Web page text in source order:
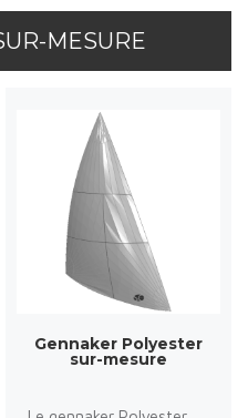
MESURE
Gennaker Polyester
sur-mesure